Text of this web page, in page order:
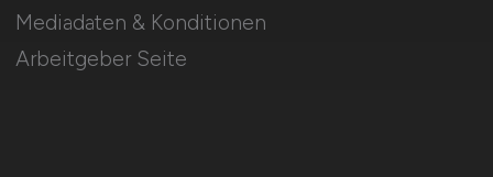
Mediadaten & Konditionen
Arbeitgeber Seite